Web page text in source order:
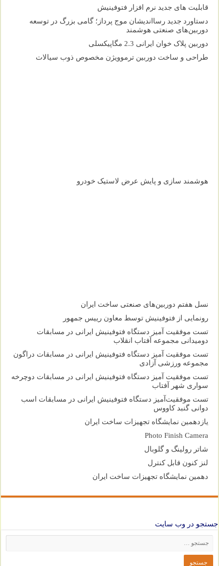
قابلیت های جدید نرم افزار فتوفینیش
دستاورد جدید رسااندیشان موج پرداز؛ گامی بزرگ در توسعه
دوربین‌های صنعتی هوشمند
دوربین پلاک خوان ایرانی 2.3 مگاپیکسلی
طراحی و ساخت دوربین ترموویژن مخصوص ذوب سیالات
هوشمند سازی و پایش عرض لاستیک خودرو
نسل هفتم دوربین‌های صنعتی ساخت ایران
رونمایی از فتوفینیش توسط معاون رییس جمهور
تست موفقیت آمیز دستگاه فتوفینیش ایرانی در مسابقات
دومیدانی مجموعه آفتاب انقلاب
تست موفقیت آمیز دستگاه فتوفینیش ایرانی در مسابقات دراگون
مجموعه ورزشی آزادی
تست موفقیت آمیز دستگاه فتوفینیش ایرانی در مسابقات دوچرخه
سواری شهر آفتاب
تست موفقیت‌آمیز دستگاه فتوفینیش ایرانی در مسابقات اسب
دوانی گنبد کاووس
یازدهمین نمایشگاه تجهیزات ساخت ایران
Photo Finish Camera
شاتر رولینگ و گلوبال
لنز کنون قابل کنترل
دهمین نمایشگاه تجهیزات ساخت ایران
جستجو در وب سایت